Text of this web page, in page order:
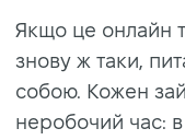
Якщо це онлайн
знову ж таки,
собою. Кожен
неробочий час: в